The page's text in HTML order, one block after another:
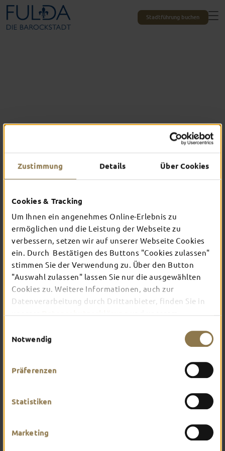
Zustimmung Details Über Cookies
Cookies & Tracking
Um Ihnen ein angenehmes Online-Erlebnis zu
ermöglichen und die Leistung der Webseite zu
verbessern, setzen wir auf unserer Webseite Cookies
ein. Durch Bestätigen des Buttons "Cookies zulassen"
stimmen Sie der Verwendung zu. Über den Button
"Auswahl zulassen" lassen Sie nur die ausgewählten
Cookies zu. Weitere Informationen, auch zur
Datenverarbeitung durch Drittanbieter, finden Sie in
Notwendig
Präferenzen
Statistiken
Marketing
Stadtführung buchen
Das erlebst du nur in Fulda
TOP-EVENTS
In Fulda ist irgendwo immer etwas los: Ob
Konzert, Musical, Erlebnis-Stadtführung oder
Theater – entdecke hier aktuelle Veranstaltungen
und Highlights in und um Fulda.